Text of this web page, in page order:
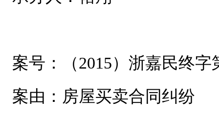
案号：（2015）浙嘉民终字
案由：房屋买卖合同纠纷